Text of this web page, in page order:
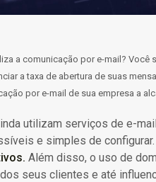
a comunicação por e-mail? Você
a taxa de abertura de suas
por e-mail de sua empresa a
utilizam serviços de e-
e simples de configurar.
Além disso, o uso de
seus clientes e até